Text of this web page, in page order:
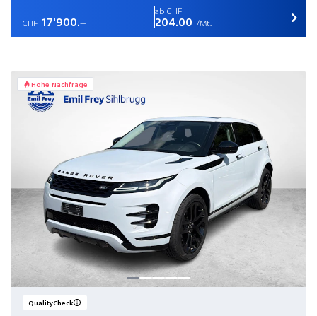
CHF 17'900.–
ab CHF
204.00 /Mt.
Hohe Nachfrage
QualityCheck